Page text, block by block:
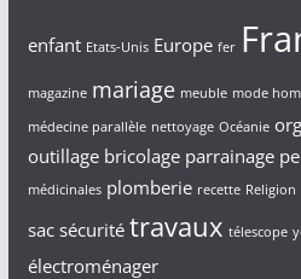
enfant Etats-Unis Europe fer
magazine mariage meuble mode
médecine parallèle nettoyage Océanie
outillage bricolage parrainage
médicinales plomberie recette Religion
sac sécurité travaux télescope
électroménager